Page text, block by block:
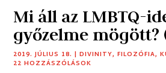
Mi áll az LMBTQ-
győzelme mögött?
2019. JÚLIUS 18. |DIVINITY,FILOZÓFIA,
22 HOZZÁSZÓLÁSOK